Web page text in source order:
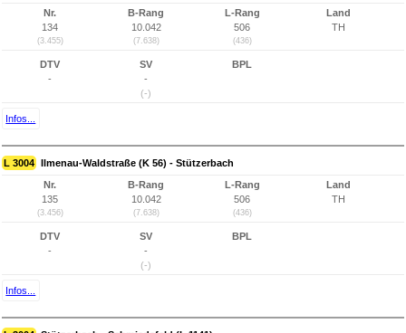
Nr.
134
(3.455)
B-Rang
10.042
(7.638)
L-Rang
506
(436)
Land
TH
DTV
-
SV
-
(-)
BPL
Infos...
L 3004 Ilmenau-Waldstraße (K 56) - Stützerbach
Nr.
135
(3.456)
B-Rang
10.042
(7.638)
L-Rang
506
(436)
Land
TH
DTV
-
SV
-
(-)
BPL
Infos...